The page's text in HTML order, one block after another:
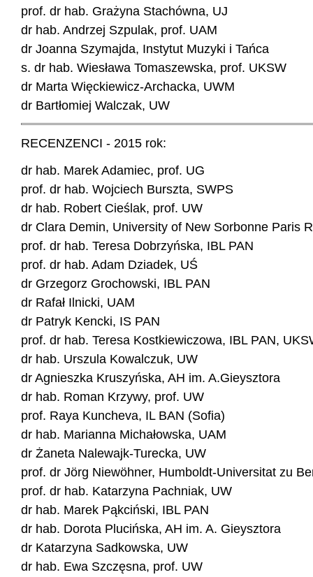
prof. dr hab. Grażyna Stachówna, UJ
dr hab. Andrzej Szpulak, prof. UAM
dr Joanna Szymajda, Instytut Muzyki i Tańca
s. dr hab. Wiesława Tomaszewska, prof. UKSW
dr Marta Więckiewicz-Archacka, UWM
dr Bartłomiej Walczak, UW
RECENZENCI - 2015 rok:
dr hab. Marek Adamiec, prof. UG
prof. dr hab. Wojciech Burszta, SWPS
dr hab. Robert Cieślak, prof. UW
dr Clara Demin, University of New Sorbonne Paris
prof. dr hab. Teresa Dobrzyńska, IBL PAN
prof. dr hab. Adam Dziadek, UŚ
dr Grzegorz Grochowski, IBL PAN
dr Rafał Ilnicki, UAM
dr Patryk Kencki, IS PAN
prof. dr hab. Teresa Kostkiewiczowa, IBL PAN,
dr hab. Urszula Kowalczuk, UW
dr Agnieszka Kruszyńska, AH im. A.Gieysztora
dr hab. Roman Krzywy, prof. UW
prof. Raya Kuncheva, IL BAN (Sofia)
dr hab. Marianna Michałowska, UAM
dr Żaneta Nalewajk-Turecka, UW
prof. dr Jörg Niewöhner, Humboldt-Universitat zu
prof. dr hab. Katarzyna Pachniak, UW
dr hab. Marek Pąkciński, IBL PAN
dr hab. Dorota Plucińska, AH im. A. Gieysztora
dr Katarzyna Sadkowska, UW
dr hab. Ewa Szczęsna, prof. UW